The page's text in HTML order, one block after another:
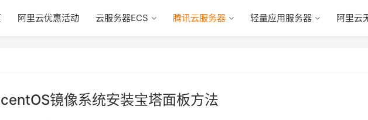
阿里云优惠活动 云服务器ECS 腾讯云服务器 轻量应用服务器 阿里云
镜像系统安装宝塔面板方法